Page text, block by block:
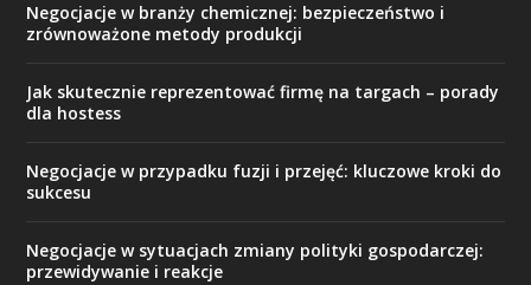
Negocjacje w branży chemicznej: bezpieczeństwo i
zrównoważone metody produkcji
Jak skutecznie reprezentować firmę na targach – porady
dla hostess
Negocjacje w przypadku fuzji i przejęć: kluczowe kroki do
sukcesu
Negocjacje w sytuacjach zmiany polityki gospodarczej:
przewidywanie i reakcje